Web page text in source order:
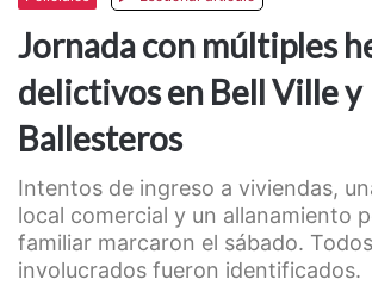
Jornada con múltiples
delictivos en Bell Ville y
Ballesteros
Intentos de ingreso a viviendas,
local comercial y un allanamiento
familiar marcaron el sábado.
involucrados fueron identificados.